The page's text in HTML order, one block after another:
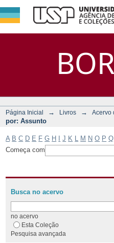
Assunto
DSpace/
Página Inicial → Livros → Acervo
por: Assunto
A B C D E F G H J K M N O P Q
Começa com
Busca no acervo
no acervo
Esta Coleção
Pesquisa avançada